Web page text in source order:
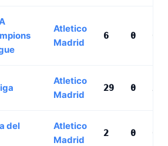
Atletico
Madrid
6 0
Atletico
Madrid
29 0 2
del
Atletico
Madrid
2 0